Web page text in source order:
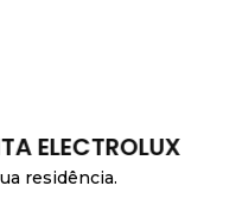
ELECTROLUX
residência.